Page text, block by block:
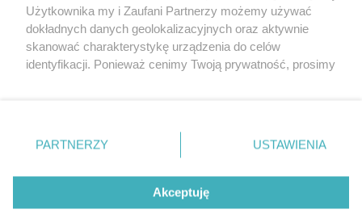
Partnerzy
Praca Szczecin
© 2026 wSzczecinie.pl
Created by GOD
Użytkownika my i Zaufani Partnerzy możemy używać
dokładnych danych geolokalizacyjnych oraz aktywnie
skanować charakterystykę urządzenia do celów
identyfikacji. Ponieważ cenimy Twoją prywatność, prosimy
prywatności znajdujący się w lewym dolnym rogu strony
. Niektóre rodzaje przetwarzania danych nie wymagają
takiemu przetwarzaniu. Preferencje będą miały
zastosowania tylko na tej witrynie.
PARTNERZY USTAWIENIA
Akceptuję